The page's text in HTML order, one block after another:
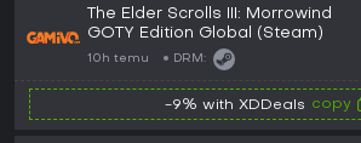
The Elder Scrolls III: Morrowind
GOTY Edition Global (Steam)
10h temu DRM:
-9% with XDDeals copy